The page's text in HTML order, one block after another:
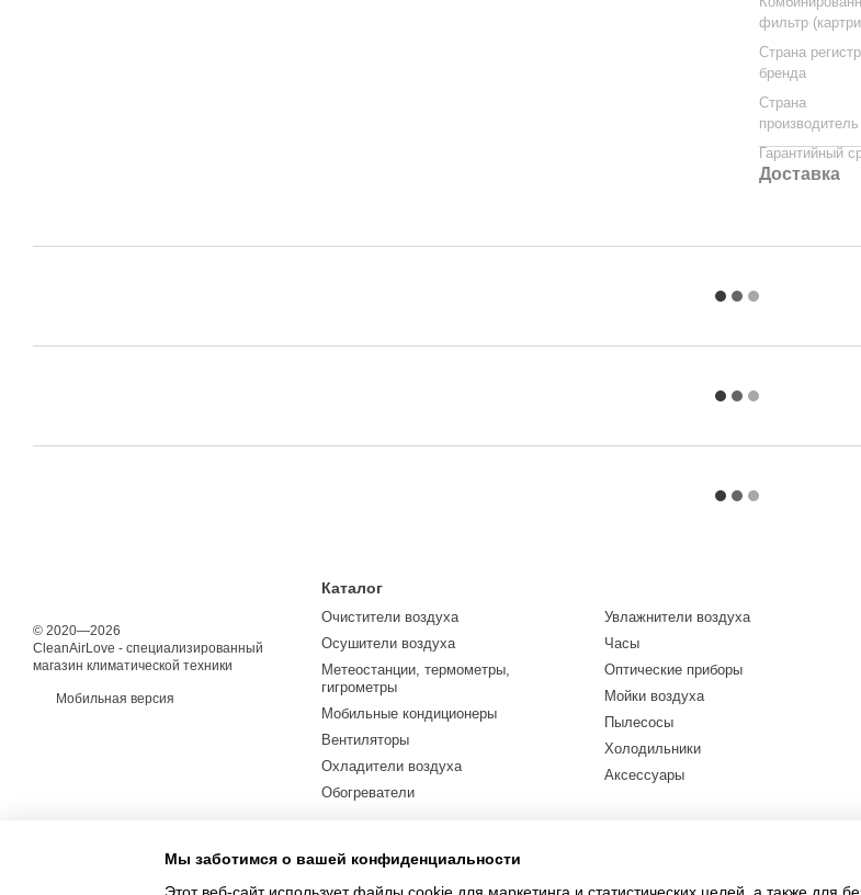
фильтр
Страна
бренда
Страна
производитель
Гарантийный
Доставка
© 2020—2026
CleanAirLove - специализированный
магазин климатической техники
Мобильная версия
Каталог
Очистители воздуха
Осушители воздуха
Метеостанции, термометры,
гигрометры
Мобильные кондиционеры
Вентиляторы
Охладители воздуха
Обогреватели
Увлажнители воздуха
Часы
Оптические приборы
Мойки воздуха
Пылесосы
Холодильники
Аксессуары
Мы заботимся о вашей конфиденциальности